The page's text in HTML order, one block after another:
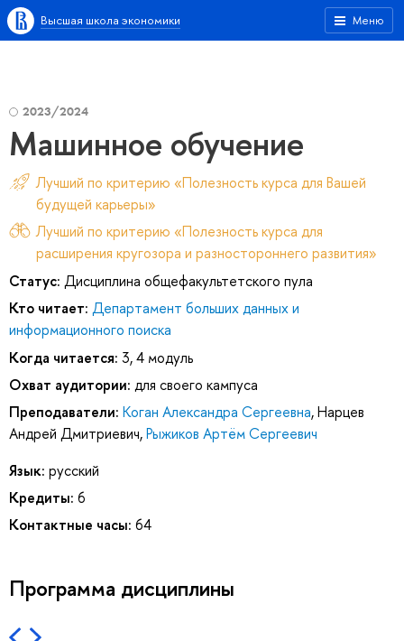
Меню
Высшая школа экономики
2023/2024
Машинное обучение
Лучший по критерию «Полезность курса для Вашей
будущей карьеры»
Лучший по критерию «Полезность курса для
расширения кругозора и разностороннего развития»
Статус: Дисциплина общефакультетского пула
Кто читает: Департамент больших данных и
информационного поиска
Когда читается: 3, 4 модуль
Охват аудитории: для своего кампуса
Преподаватели: Коган Александра Сергеевна,Нарцев
Андрей Дмитриевич,Рыжиков Артём Сергеевич
Язык: русский
Кредиты: 6
Контактные часы: 64
Программа дисциплины